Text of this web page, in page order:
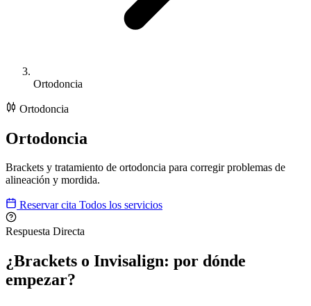
Ortodoncia
Ortodoncia
Ortodoncia
Brackets y tratamiento de ortodoncia para corregir problemas de
alineación y mordida.
Reservar cita Todos los servicios
Respuesta Directa
¿Brackets o Invisalign: por dónde
empezar?